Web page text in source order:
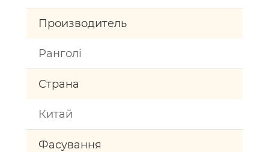
Производитель
Ранголі
Страна
Китай
Фасування